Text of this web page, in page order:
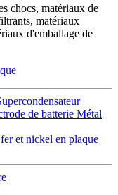
chocs, matériaux de
matériaux
d'emballage de
de batterie Métal
et nickel en plaque